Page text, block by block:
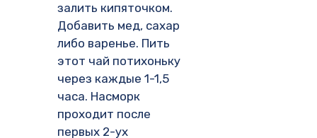
залить кипяточком.
Добавить мед, сахар
либо варенье. Пить
этот чай потихоньку
через каждые 1-1,5
часа. Насморк
проходит после
первых 2-ух